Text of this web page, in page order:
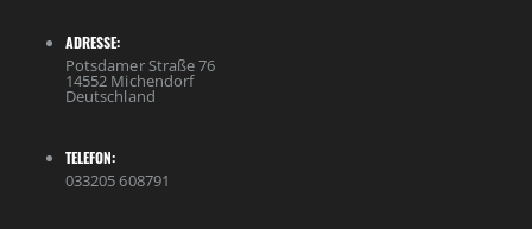
ADRESSE:
Potsdamer Straße 76
14552 Michendorf
Deutschland
TELEFON:
033205 608791